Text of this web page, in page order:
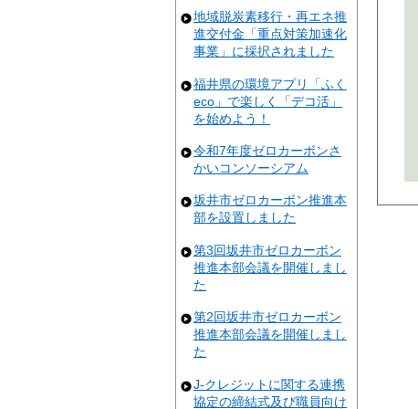
地域脱炭素移行・再エネ推
進交付金「重点対策加速化
事業」に採択されました
福井県の環境アプリ「ふく
eco」で楽しく「デコ活」
を始めよう！
令和7年度ゼロカーボンさ
かいコンソーシアム
坂井市ゼロカーボン推進本
部を設置しました
第3回坂井市ゼロカーボン
推進本部会議を開催しまし
た
第2回坂井市ゼロカーボン
推進本部会議を開催しまし
た
J-クレジットに関する連携
協定の締結式及び職員向け